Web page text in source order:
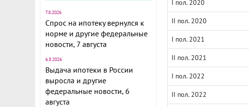
7.8.2026
Спрос на ипотеку вернулся к
норме и другие федеральные
новости, 7 августа
6.8.2026
Выдача ипотеки в России
выросла и другие
федеральные новости, 6
августа
I пол. 2020
II пол. 2020
I пол. 2021
II пол. 2021
I пол. 2022
II пол. 2022